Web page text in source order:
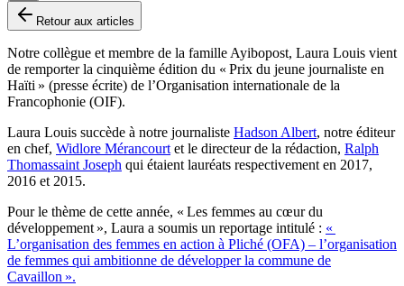
Retour aux articles
Notre collègue et membre de la famille Ayibopost, Laura Louis vient
de remporter la cinquième édition du « Prix du jeune journaliste en
Haïti » (presse écrite) de l’Organisation internationale de la
Francophonie (OIF).
Laura Louis succède à notre journaliste Hadson Albert, notre éditeur
en chef, Widlore Mérancourt et le directeur de la rédaction, Ralph
Thomassaint Joseph qui étaient lauréats respectivement en 2017,
2016 et 2015.
Pour le thème de cette année, « Les femmes au cœur du
développement », Laura a soumis un reportage intitulé : «
L’organisation des femmes en action à Pliché (OFA) – l’organisation
de femmes qui ambitionne de développer la commune de
Cavaillon ».